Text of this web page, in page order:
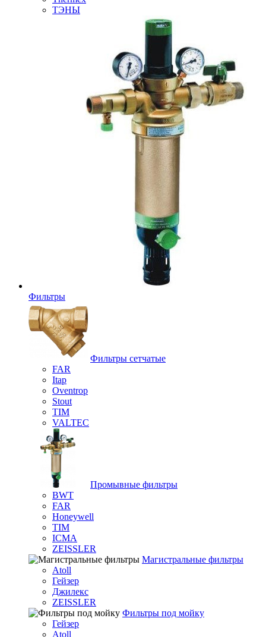
ТЭНЫ
Фильтры
Фильтры сетчатые
FAR
Itap
Oventrop
Stout
TIM
VALTEC
Промывные фильтры
BWT
FAR
Honeywell
TIM
ICMA
ZEISSLER
Магистральные фильтры
Atoll
Гейзер
Джилекс
ZEISSLER
Фильтры под мойку
Гейзер
Atoll